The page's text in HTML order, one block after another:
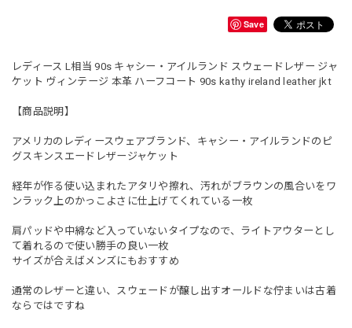
Save
レディース L相当 90s キャシー・アイルランド スウェードレザー ジャ
ケット ヴィンテージ 本革 ハーフコート 90s kathy ireland leather jkt
【商品説明】
アメリカのレディースウェアブランド、キャシー・アイルランドのピ
グスキンスエードレザージャケット
経年が作る使い込まれたアタリや擦れ、汚れがブラウンの風合いをワ
ンラック上のかっこよさに仕上げてくれている一枚
肩パッドや中綿など入っていないタイプなので、ライトアウターとし
て着れるので使い勝手の良い一枚
サイズが合えばメンズにもおすすめ
通常のレザーと違い、スウェードが醸し出すオールドな佇まいは古着
ならではですね